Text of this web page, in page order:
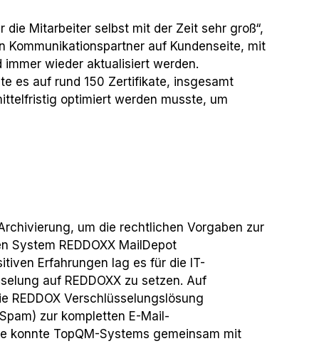
Mitarbeiter selbst mit der Zeit sehr groß“,
Kommunikationspartner auf Kundenseite, mit
wieder aktualisiert werden.
es auf rund 150 Zertifikate, insgesamt
optimiert werden musste, um
um die rechtlichen Vorgaben zur
REDDOXX MailDepot
Erfahrungen lag es für die IT-
auf REDDOXX zu setzen. Auf
REDDOX Verschlüsselungslösung
zur kompletten E-Mail-
konnte TopQM-Systems gemeinsam mit